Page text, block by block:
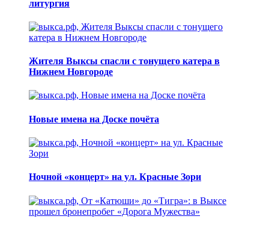
литургия
Жителя Выксы спасли с тонущего катера в
Нижнем Новгороде
Новые имена на Доске почёта
Ночной «концерт» на ул. Красные Зори